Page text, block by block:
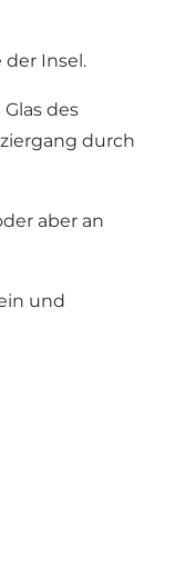
Insel.
des
durch
aber an
und